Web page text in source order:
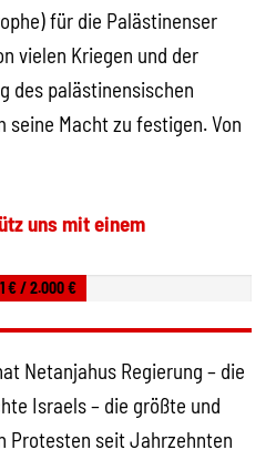
für die Palästinenser
vielen Kriegen und der
des palästinensischen
seine Macht zu festigen. Von
uns mit einem
€ / 2.000 €
Netanjahus Regierung – die
Israels – die größte und
Protesten seit Jahrzehnten